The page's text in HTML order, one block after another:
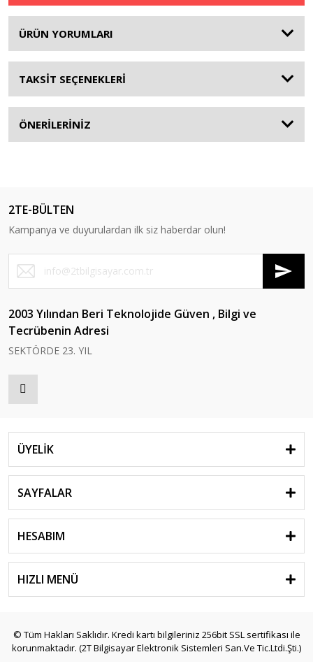
ÜRÜN YORUMLARI
TAKSİT SEÇENEKLERİ
ÖNERİLERİNİZ
2TE-BÜLTEN
Kampanya ve duyurulardan ilk siz haberdar olun!
2003 Yılından Beri Teknolojide Güven , Bilgi ve
Tecrübenin Adresi
SEKTÖRDE 23. YIL
ÜYELİK
SAYFALAR
HESABIM
HIZLI MENÜ
© Tüm Hakları Saklıdır. Kredi kartı bilgileriniz 256bit SSL sertifikası ile
korunmaktadır. (2T Bilgisayar Elektronik Sistemleri San.Ve Tic.Ltdi.Şti.)